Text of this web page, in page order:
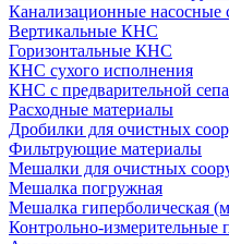
Канализационные насосные
Вертикальные КНС
Горизонтальные КНС
КНС сухого исполнения
КНС с предварительной
Расходные материалы
Дробилки для очистных
Фильтрующие материалы
Мешалки для очистных
Мешалка погружная
Мешалка гиперболическая
Контрольно-измерительные